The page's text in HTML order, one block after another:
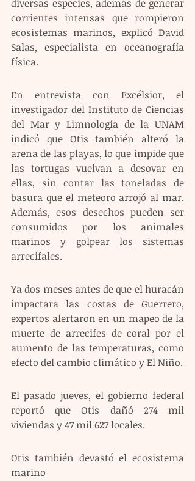
diversas especies, además de generar
corrientes intensas que rompieron
ecosistemas marinos, explicó David
Salas, especialista en oceanografía
física.
En entrevista con Excélsior, el
investigador del Instituto de Ciencias
del Mar y Limnología de la UNAM
indicó que Otis también alteró la
arena de las playas, lo que impide que
las tortugas vuelvan a desovar en
ellas, sin contar las toneladas de
basura que el meteoro arrojó al mar.
Además, esos desechos pueden ser
consumidos por los animales
marinos y golpear los sistemas
arrecifales.
Ya dos meses antes de que el huracán
impactara las costas de Guerrero,
expertos alertaron en un mapeo de la
muerte de arrecifes de coral por el
aumento de las temperaturas, como
efecto del cambio climático y El Niño.
El pasado jueves, el gobierno federal
reportó que Otis dañó 274 mil
viviendas y 47 mil 627 locales.
Otis también devastó el ecosistema
marino